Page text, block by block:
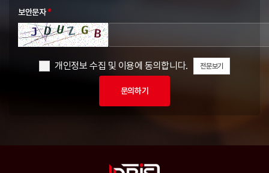
보안문자*
개인정보 수집 및 이용에 동의합니다. 전문보기
문의하기